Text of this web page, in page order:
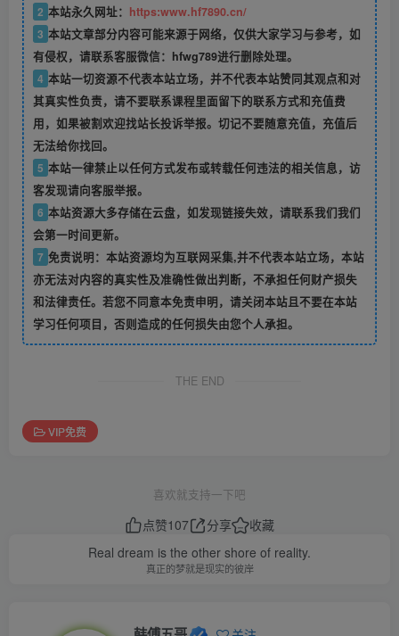
2 本站永久网址： https:www.hf7890.cn/
3 本站文章部分内容可能来源于网络，仅供大家学习与参考，如
有侵权，请联系客服微信：hfwg789进行删除处理。
4 本站一切资源不代表本站立场，并不代表本站赞同其观点和对
其真实性负责，请不要联系课程里面留下的联系方式和充值费
用，如果被割欢迎找站长投诉举报。切记不要随意充值，充值后
无法给你找回。
5 本站一律禁止以任何方式发布或转载任何违法的相关信息，访
客发现请向客服举报。
6 本站资源大多存储在云盘，如发现链接失效，请联系我们我们
会第一时间更新。
7 免责说明：本站资源均为互联网采集,并不代表本站立场，本站
亦无法对内容的真实性及准确性做出判断，不承担任何财产损失
和法律责任。若您不同意本免责申明，请关闭本站且不要在本站
学习任何项目，否则造成的任何损失由您个人承担。
THE END
VIP免费
喜欢就支持一下吧
点赞107 分享
收藏
Real dream is the other shore of reality.
真正的梦就是现实的彼岸